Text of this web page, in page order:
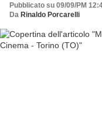
Pubblicato su 09/09/PM
Da Rinaldo Porcarelli